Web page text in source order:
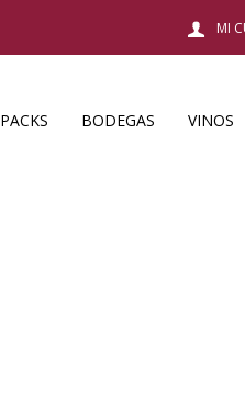
PACKS BODEGAS VINOS